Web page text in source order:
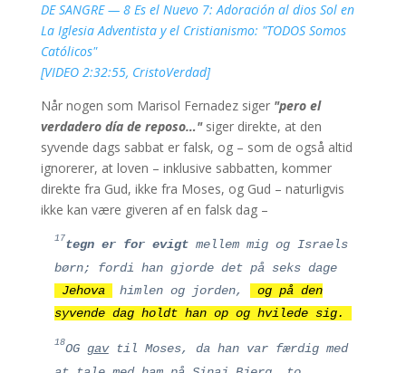
DE SANGRE — 8 Es el Nuevo 7: Adoración al dios Sol en
La Iglesia Adventista y el Cristianismo: "TODOS Somos
Católicos"
[VIDEO 2:32:55, CristoVerdad]
Når nogen som Marisol Fernadez siger "pero el
verdadero día de reposo…"siger direkte, at den
syvende dags sabbat er falsk, og – som de også altid
ignorerer, at loven – inklusive sabbatten, kommer
direkte fra Gud, ikke fra Moses, og Gud – naturligvis
ikke kan være giveren af en falsk dag –
17tegn er for evigtmellem mig og Israels
børn; fordi han gjorde det på seks dage
Jehova
himlen og jorden,
og på den
syvende dag holdt han op og hvilede sig.
18OG gavtil Moses, da han var færdig med